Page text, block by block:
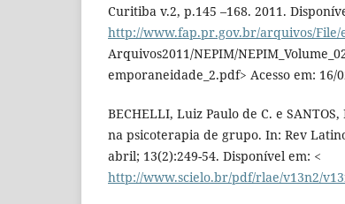
Curitiba v.2, p.145 –168. 2011.
http://www.fap.pr.gov.br/arquivos/File/
Arquivos2011/NEPIM/
emporaneidade_2.pdf> Acesso em: 16/
BECHELLI, Luiz Paulo de C. e
na psicoterapia de grupo. In: Rev
abril; 13(2):249-54. Disponí­vel em: <
http://www.scielo.br/pdf/rlae/v13n2/